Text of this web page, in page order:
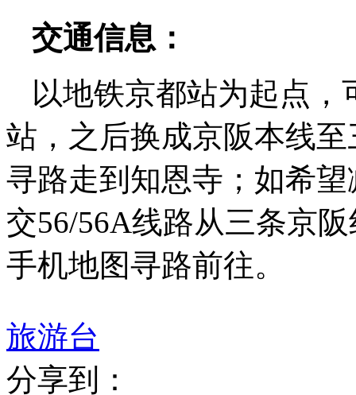
交通信息：
以地铁京都站为起点，
站，之后换成京阪本线
寻路走到知恩寺；如希
交56/56A线路从三条京
手机地图寻路前往。
旅游台
分享到：